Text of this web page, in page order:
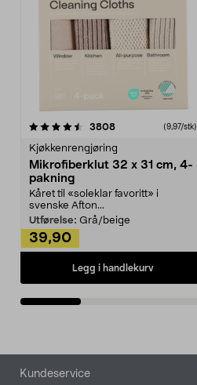
3808anmeldelser(9,97/stk)
Kjøkkenrengjøring
Mikrofiberklut 32 x 31 cm, 4-
pakning
Kåret til «soleklar favoritt» i
svenske Afton...
Utførelse: Grå/beige
39,90
Legg i handlekurv
4.5av 5 stjerner
Bunntekst
Kundeservice